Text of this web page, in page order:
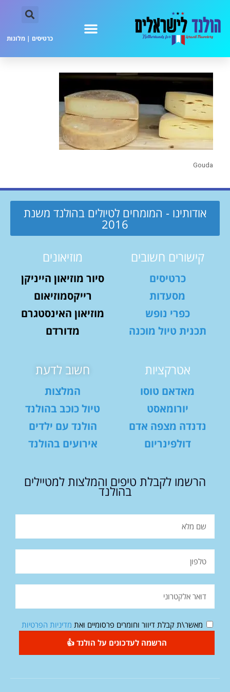
כרטיסים | מלונות
Gouda
אודותינו - המומחים לטיולים בהולנד משנת
2016
קישורים חשובים
כרטיסים
מסעדות
כפרי נופש
תכנית טיול מוכנה
מוזיאונים
סיור מוזיאון הייניקן
רייקסמוזיאום
מוזיאון האינסטגרם
מדורדם
אטרקציות
מאדאם טוסו
יורומאסט
נדנדה מצפה אדם
דולפינריום
חשוב לדעת
המלצות
טיול כוכב בהולנד
הולנד עם ילדים
אירועים בהולנד
הרשמו לקבלת טיפים והמלצות למטיילים
בהולנד
מאשר\ת קבלת דיוור וחומרים פרסומיים ואת מדיניות הפרטיות
הרשמה לעדכונים על הולנד 👍